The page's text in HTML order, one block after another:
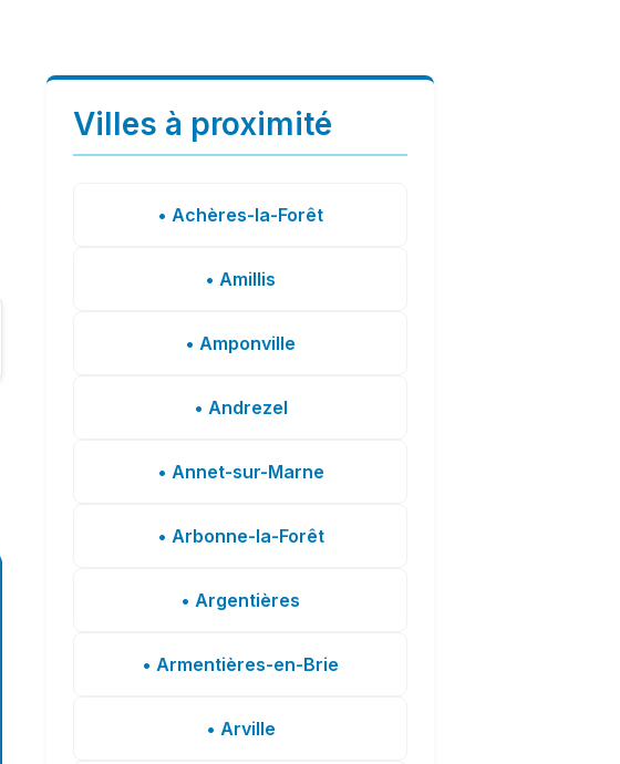
Villes à proximité
• Achères-la-Forêt
• Amillis
• Amponville
• Andrezel
• Annet-sur-Marne
• Arbonne-la-Forêt
• Argentières
• Armentières-en-Brie
• Arville